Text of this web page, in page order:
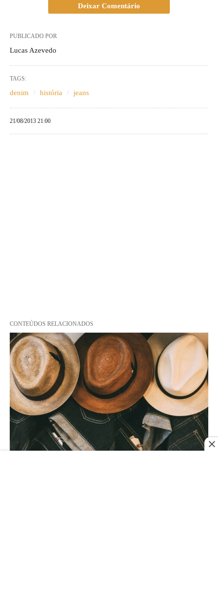
Deixar Comentário
PUBLICADO POR
Lucas Azevedo
TAGS:
denim história jeans
21/08/2013 21:00
CONTEÚDOS RELACIONADOS